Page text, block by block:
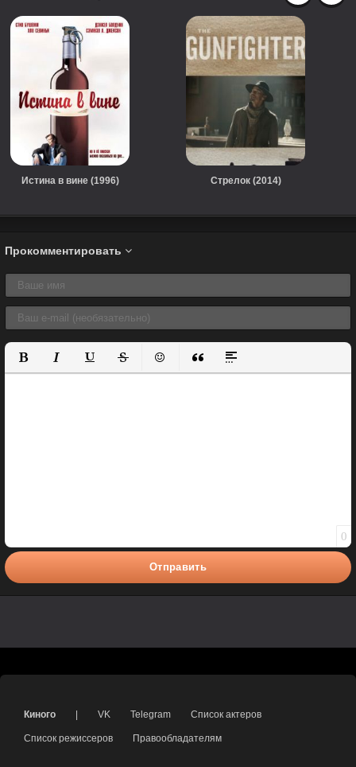
Истина в вине (1996) Стрелок (2014)
Прокомментировать
Полужирный
КурсивПодчеркнутый
ЗачеркнутыйВставить смайлик
Вставка цитаты
Вставка спойлера
0
Отправить
Киного VK Telegram Список актеров
Список режиссеров Правообладателям